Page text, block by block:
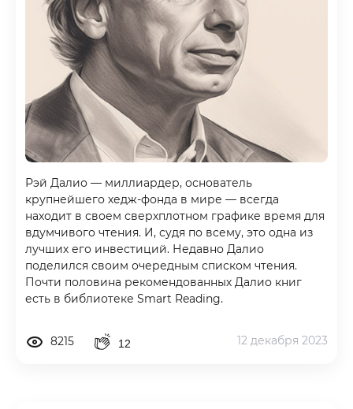
Рэй Далио — миллиардер, основатель
крупнейшего хедж-фонда в мире — всегда
находит в своем сверхплотном графике время для
вдумчивого чтения. И, судя по всему, это одна из
лучших его инвестиций. Недавно Далио
поделился своим очередным списком чтения.
Почти половина рекомендованных Далио книг
есть в библиотеке Smart Reading.
8215 12 12 декабря 2023